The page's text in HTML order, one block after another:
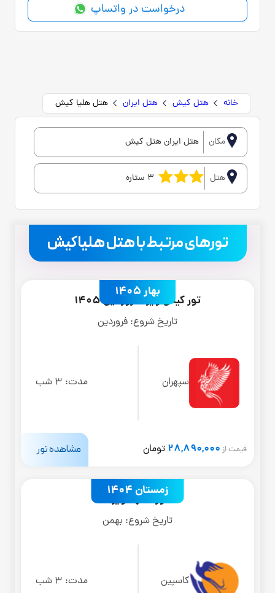
خانه هتل کیش هتل ایران هتل هلیا کیش
مکان هتل ایران هتل کیش
هتل 3 ستاره
تورهای مرتبط با هتل هلیا کیش
بهار 1405
تور کیش ویژه فروردین 1405
تاریخ شروع: فروردین
سپهران مدت: 3 شب
قیمت از 28,890,000 تومان مشاهده تور
زمستان 1404
تور مشهد ویژه
تاریخ شروع: بهمن
کاسپین مدت: 3 شب
درخواست در واتساپ